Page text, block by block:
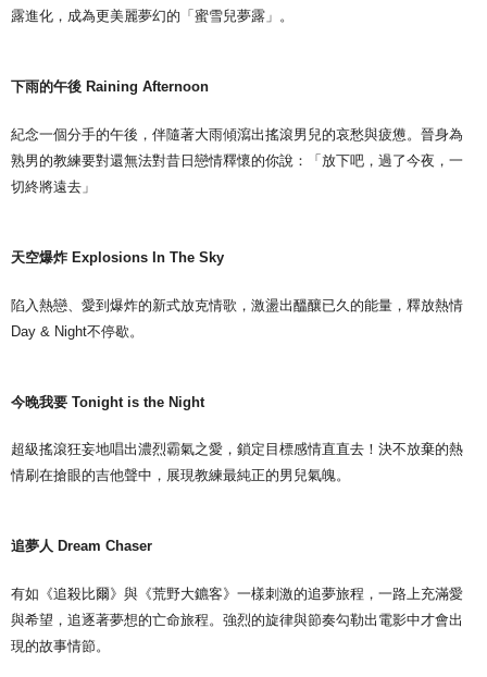
露進化，成為更美麗夢幻的「蜜雪兒夢露」。
下雨的午後 Raining Afternoon
紀念一個分手的午後，伴隨著大雨傾瀉出搖滾男兒的哀愁與疲憊。晉身為
熟男的教練要對還無法對昔日戀情釋懷的你說：「放下吧，過了今夜，一
切終將遠去」
天空爆炸 Explosions In The Sky
陷入熱戀、愛到爆炸的新式放克情歌，激盪出醞釀已久的能量，釋放熱情
Day & Night不停歇。
今晚我要 Tonight is the Night
超級搖滾狂妄地唱出濃烈霸氣之愛，鎖定目標感情直直去！決不放棄的熱
情刷在搶眼的吉他聲中，展現教練最純正的男兒氣魄。
追夢人 Dream Chaser
有如《追殺比爾》與《荒野大鑣客》一樣刺激的追夢旅程，一路上充滿愛
與希望，追逐著夢想的亡命旅程。強烈的旋律與節奏勾勒出電影中才會出
現的故事情節。